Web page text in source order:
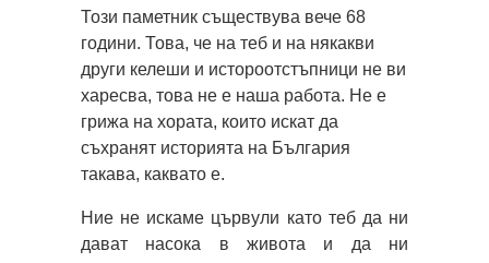
Този паметник съществува вече 68
години. Това, че на теб и на някакви
други келеши и истороотстъпници не ви
харесва, това не е наша работа. Не е
грижа на хората, които искат да
съхранят историята на България
такава, каквато е.
Ние не искаме цървули като теб да ни
дават насока в живота и да ни